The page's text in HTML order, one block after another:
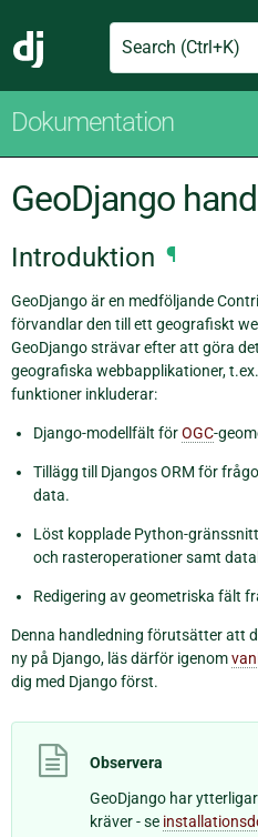
Django
Search
Dokumentation
GeoDjango
Introduktion ¶
GeoDjango är en medföljande
förvandlar den till ett geografiskt
GeoDjango strävar efter att göra
geografiska webbapplikationer,
funktioner inkluderar:
Django-modellfält förOGC-
Tillägg till Djangos ORM för
data.
Löst kopplade Python-
och rasteroperationer samt
Redigering av geometriska fält
Denna handledning förutsätter att
ny på Django, läs därför igenom
dig med Django först.
Observera
GeoDjango har
kräver - se